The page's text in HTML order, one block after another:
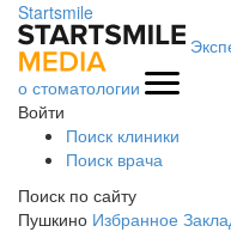
Startsmile
о стоматологии
Войти
Поиск клиники
Поиск врача
Поиск по сайту
Пушкино Избранное